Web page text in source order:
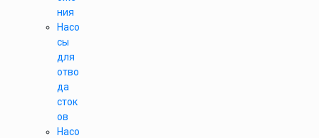
ния
Насо
сы
для
отво
да
сток
ов
Насо